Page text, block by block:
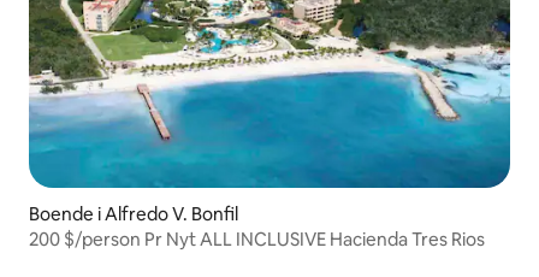
Boende i Alfredo V. Bonfil
200 $/person Pr Nyt ALL INCLUSIVE Hacienda Tres Rios